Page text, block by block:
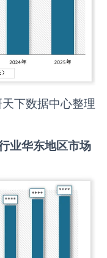
下数据中心整理
业华东地区市场